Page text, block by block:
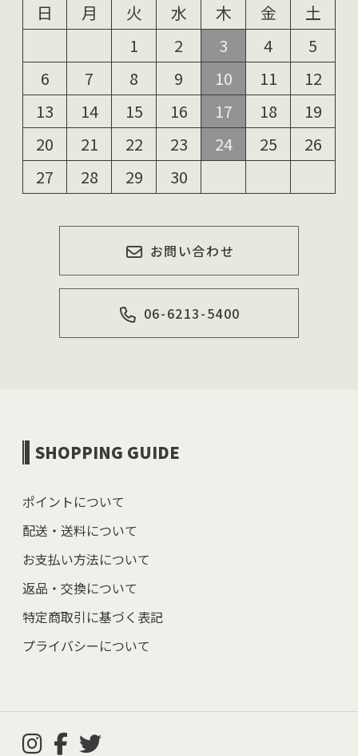
日
月 火 水 木 金
土
1
2 3 4
5
6
7 8 9 10 11
12
13
14 15 16 17 18
19
20
21 22 23 24 25
26
27
28 29 30
お問い合わせ
06-6213-5400
SHOPPING GUIDE
ポイントについて
配送・送料について
お支払い方法について
返品・交換について
特定商取引に基づく表記
プライバシーについて